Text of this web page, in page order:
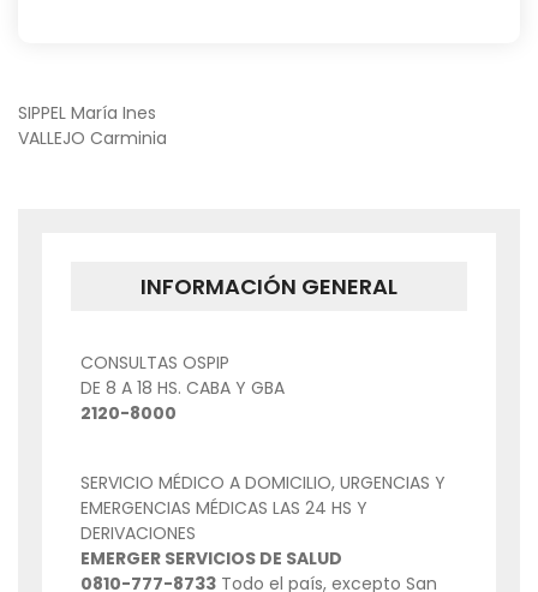
NAVEGACIÓN
SIPPEL María Ines
VALLEJO Carminia
INFORMACIÓN GENERAL
CONSULTAS OSPIP
DE 8 A 18 HS. CABA Y GBA
2120-8000
SERVICIO MÉDICO A DOMICILIO, URGENCIAS Y
EMERGENCIAS MÉDICAS LAS 24 HS Y
DERIVACIONES
EMERGER SERVICIOS DE SALUD
0810-777-8733 Todo el país, excepto San